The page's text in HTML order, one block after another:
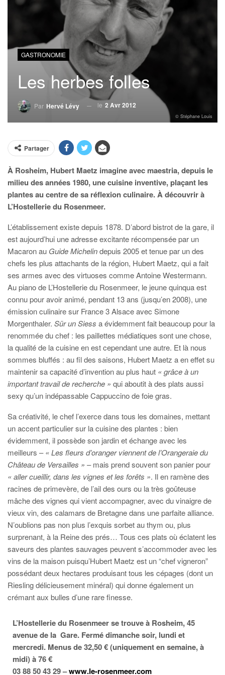
GASTRONOMIE
Les herbes folles
Par Hervé Lévy le 2 Avr 2012
© Stéphane Louis
Partager
À Rosheim, Hubert Maetz imagine avec maestria, depuis le
milieu des années 1980, une cuisine inventive, plaçant les
plantes au centre de sa réflexion culinaire. À découvrir à
L’Hostellerie du Rosenmeer.
L’établissement existe depuis 1878. D’abord bistrot de la gare, il
est aujourd’hui une adresse excitante récompensée par un
Macaron au Guide Michelindepuis 2005 et tenue par un des
chefs les plus attachants de la région, Hubert Maetz, qui a fait
ses armes avec des virtuoses comme Antoine Westermann.
Au piano de L’Hostellerie du Rosenmeer, le jeune quinqua est
connu pour avoir animé, pendant 13 ans (jusqu’en 2008), une
émission culinaire sur France 3 Alsace avec Simone
Morgenthaler. Sür un Siess a évidemment fait beaucoup pour la
renommée du chef : les paillettes médiatiques sont une chose,
la qualité de la cuisine en est cependant une autre. Et là nous
sommes bluffés : au fil des saisons, Hubert Maetz a en effet su
maintenir sa capacité d’invention au plus haut « grâce à un
important travail de recherche » qui aboutit à des plats aussi
sexy qu’un indépassable Cappuccino de foie gras.
Sa créativité, le chef l’exerce dans tous les domaines, mettant
un accent particulier sur la cuisine des plantes : bien
évidemment, il possède son jardin et échange avec les
meilleurs –« Les fleurs d’oranger viennent de l’Orangeraie du
Château de Versailles » – mais prend souvent son panier pour
« aller cueillir, dans les vignes et les forêts ». Il en ramène des
racines de primevère, de l’ail des ours ou la très goûteuse
mâche des vignes qui vient accompagner, avec du vinaigre de
vieux vin, des calamars de Bretagne dans une parfaite alliance.
N’oublions pas non plus l’exquis sorbet au thym ou, plus
surprenant, à la Reine des prés… Tous ces plats où éclatent les
saveurs des plantes sauvages peuvent s’accommoder avec les
vins de la maison puisqu’Hubert Maetz est un “chef vigneron”
possédant deux hectares produisant tous les cépages (dont un
Riesling délicieusement minéral) qui donne également un
crémant aux bulles d’une rare finesse.
L’Hostellerie du Rosenmeer se trouve à Rosheim, 45
avenue de la Gare. Fermé dimanche soir, lundi et
mercredi. Menus de 32,50 € (uniquement en semaine, à
midi) à 76 €
03 88 50 43 29 –www.le-rosenmeer.com